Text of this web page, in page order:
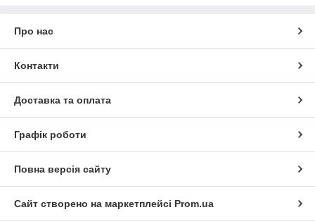
Про нас
Контакти
Доставка та оплата
Графік роботи
Повна версія сайту
Сайт створено на маркетплейсі Prom.ua